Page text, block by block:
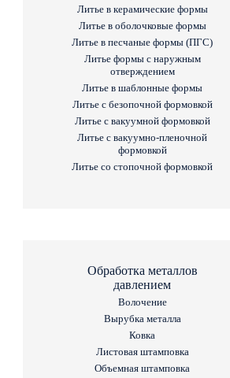
Литье в керамические формы
Литье в оболочковые формы
Литье в песчаные формы (ПГС)
Литье формы с наружным
отверждением
Литье в шаблонные формы
Литье с безопочной формовкой
Литье с вакуумной формовкой
Литье с вакуумно-пленочной
формовкой
Литье со стопочной формовкой
Обработка металлов
давлением
Волочение
Вырубка металла
Ковка
Листовая штамповка
Объемная штамповка